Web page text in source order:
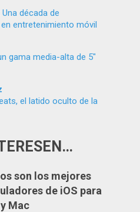
década de
entretenimiento móvil
gama media-alta de 5″
el latido oculto de la
son los mejores
de iOS para
Mac